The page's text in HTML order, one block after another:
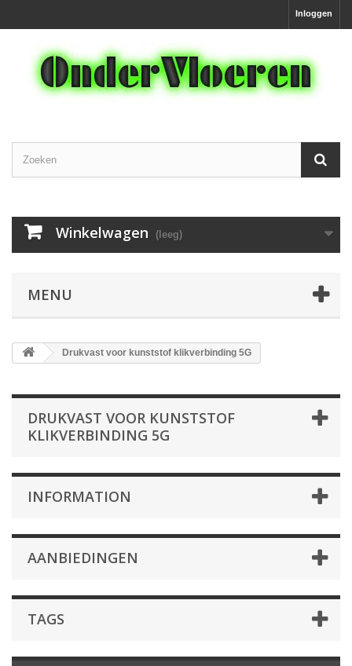
Inloggen
Winkelwagen (leeg)
MENU
Drukvast voor kunststof klikverbinding 5G
DRUKVAST VOOR KUNSTSTOF
KLIKVERBINDING 5G
INFORMATION
AANBIEDINGEN
TAGS